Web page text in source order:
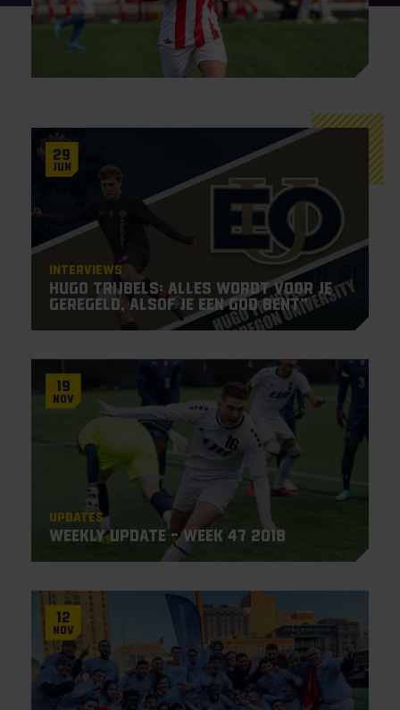
29
Jun
Interviews
Hugo Trijbels: Alles wordt voor je
geregeld, alsof je een god bent”
19
Nov
Updates
Weekly Update – Week 47 2018
12
Nov